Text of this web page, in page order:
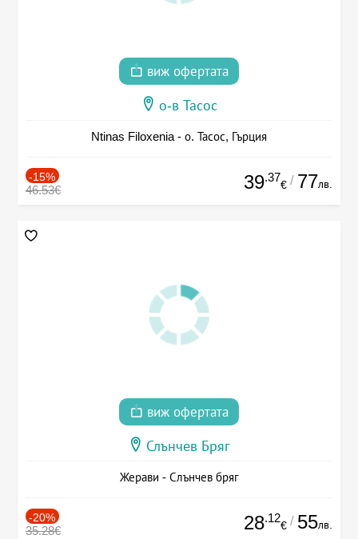
виж офертата
о-в Тасос
Ntinas Filoxenia - о. Тасос, Гърция
-15%
46.53€ 39.37
€ / 77лв.
виж офертата
Слънчев Бряг
Жерави - Слънчев бряг
-20%
35.28€ 28.12
€ / 55лв.